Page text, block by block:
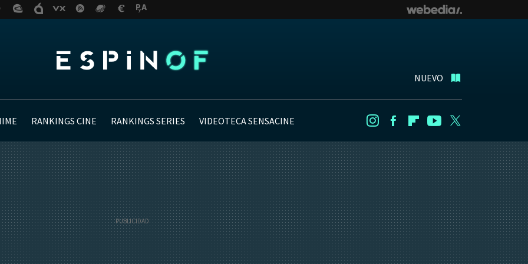
NUEVO
RANKINGS CINE RANKINGS SERIES VIDEOTECA SENSACINE InstagramFacebookFlipboard
Youtube